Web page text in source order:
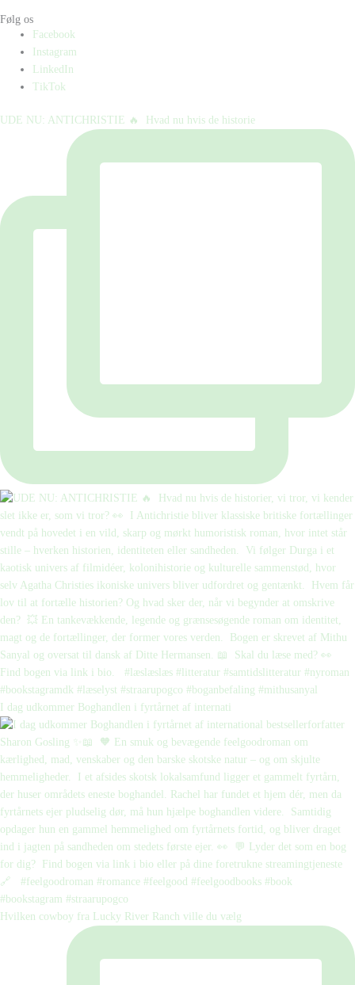
Følg os
Facebook
Instagram
LinkedIn
TikTok
UDE NU: ANTICHRISTIE 🔥⁠ ⁠ Hvad nu hvis de historie
I dag udkommer Boghandlen i fyrtårnet af internati
Hvilken cowboy fra Lucky River Ranch ville du vælg